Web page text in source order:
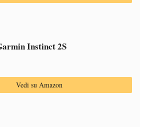
Instinct 2S
Vedi su Amazon